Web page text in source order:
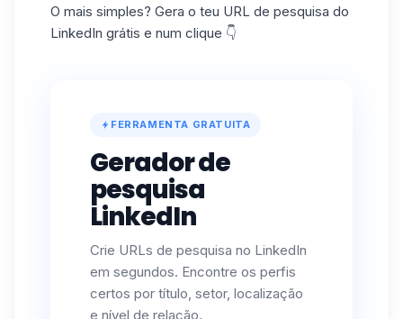
O mais simples? Gera o teu URL de pesquisa do
LinkedIn grátis e num clique 👇
FERRAMENTA GRATUITA
Gerador de
pesquisa
LinkedIn
Crie URLs de pesquisa no LinkedIn
em segundos. Encontre os perfis
certos por título, setor, localização
e nível de relação.